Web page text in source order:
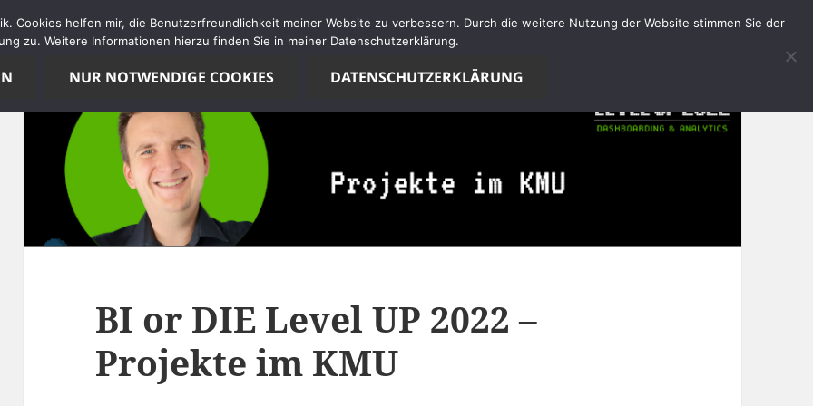
BI or DIE Level UP 2022 –
Projekte im KMU
Cookies helfen mir, die Benutzerfreundlichkeit meiner Website zu verbessern. Durch die weitere Nutzung der Website stimmen Sie der
zu. Weitere Informationen hierzu finden Sie in meiner Datenschutzerklärung.
NUR NOTWENDIGE COOKIES DATENSCHUTZERKLÄRUNG